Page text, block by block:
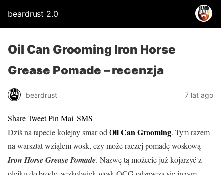
beardrust 2.0
Oil Can Grooming Iron Horse
Grease Pomade – recenzja
beardrust 7 lat ago
ShareTweetPin Mail SMS
Dziś na tapecie kolejny smar od Oil Can Grooming. Tym razem
na warsztat wziąłem wosk, czy może raczej pomadę woskową
Iron Horse Grease Pomade. Nazwę tą możecie już kojarzyć z